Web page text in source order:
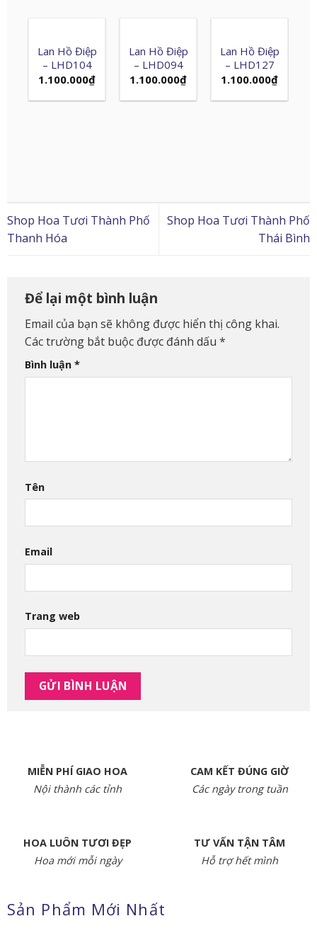
Lan Hồ Điệp
– LHD104
1.100.000₫
Lan Hồ Điệp
– LHD094
1.100.000₫
Lan Hồ Điệp
– LHD127
1.100.000₫
Shop Hoa Tươi Thành Phố
Thanh Hóa
Shop Hoa Tươi Thành Phố
Thái Bình
Để lại một bình luận
Email của bạn sẽ không được hiển thị công khai.
Các trường bắt buộc được đánh dấu *
Bình luận *
Tên
Email
Trang web
MIỄN PHÍ GIAO HOA
Nội thành các tỉnh
CAM KẾT ĐÚNG GIỜ
Các ngày trong tuần
HOA LUÔN TƯƠI ĐẸP
Hoa mới mỗi ngày
TƯ VẤN TẬN TÂM
Hỗ trợ hết mình
Sản Phẩm Mới Nhất